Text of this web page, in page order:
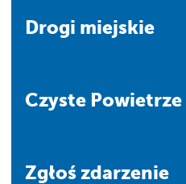
Drogi miejskie
Czyste Powietrze
Zgłoś zdarzenie